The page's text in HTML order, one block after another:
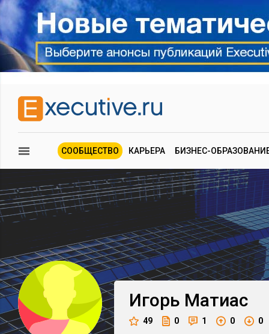
СООБЩЕСТВО КАРЬЕРА БИЗНЕС-
Игорь Матиас
49 0 1 0 0